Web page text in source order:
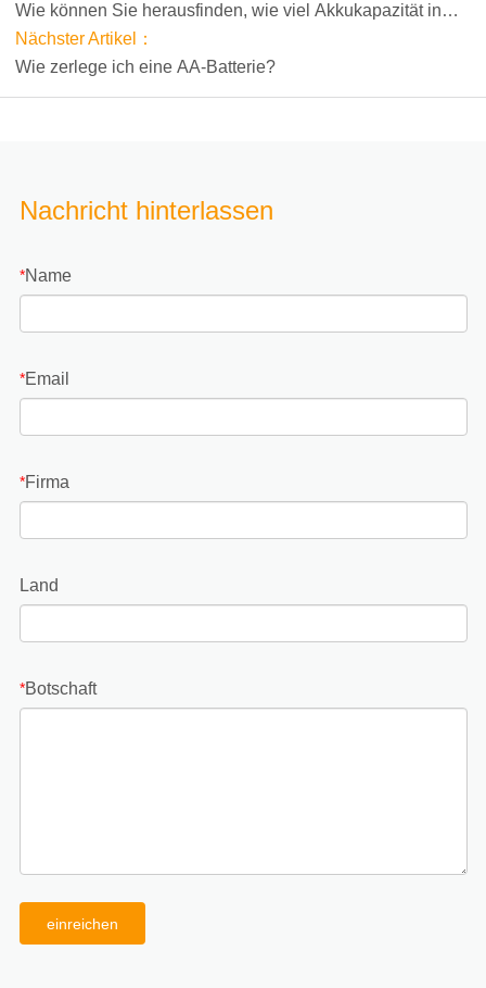
Wie können Sie herausfinden, wie viel Akkukapazität in
Ihrem Telefon noch vorhanden ist?
Nächster Artikel：
Wie zerlege ich eine AA-Batterie?
Nachricht hinterlassen
*Name
*Email
*Firma
Land
*Botschaft
einreichen